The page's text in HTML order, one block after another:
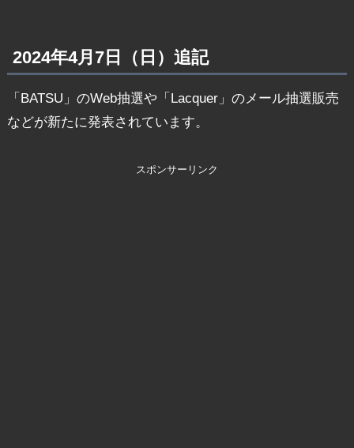
2024年4月7日（日）追記
「BATSU」のWeb抽選や「Lacquer」のメール抽選販売
などが新たに発表されています。
スポンサーリンク